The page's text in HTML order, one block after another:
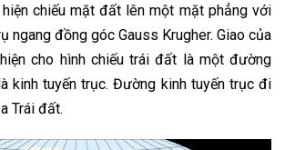
chiếu mặt đất lên một mặt phẳng với
ngang đồng góc Gauss Krugher. Giao của
cho hình chiếu trái đất là một đường
kinh tuyến trục. Đường kinh tuyến trục đi
Trái đất.